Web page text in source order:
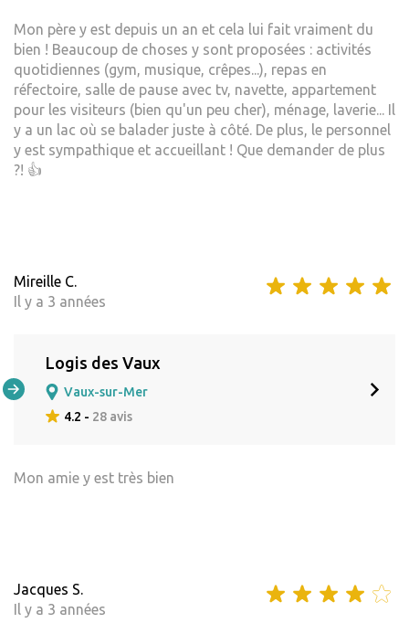
Mon père y est depuis un an et cela lui fait vraiment du
bien ! Beaucoup de choses y sont proposées : activités
quotidiennes (gym, musique, crêpes...), repas en
réfectoire, salle de pause avec tv, navette, appartement
pour les visiteurs (bien qu'un peu cher), ménage, laverie... Il
y a un lac où se balader juste à côté. De plus, le personnel
y est sympathique et accueillant ! Que demander de plus
?! 👍
Mireille C.
Il y a 3 années
Logis des Vaux
Vaux-sur-Mer
4.2 - 28 avis
Mon amie y est très bien
Jacques S.
Il y a 3 années